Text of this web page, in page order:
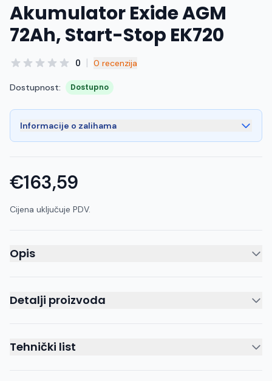
Akumulator Exide AGM
72Ah, Start-Stop EK720
0 | 0 recenzija
Dostupnost: Dostupno
Informacije o zalihama
€163,59
Cijena uključuje PDV.
Opis
Detalji proizvoda
Tehnički list